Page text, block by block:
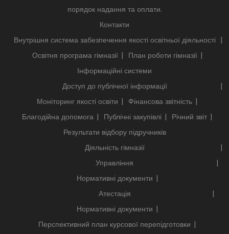
порядок надання та оплати.
Контакти
Внутрішня система забезпечення якості освітньої діяльності
Освітня програма гімназії
План роботи гімназії
Інформаційні системи
Доступ до публічної інформації
Моніторинг якості освіти
Фінансова звітність
Благодійна допомога
Публічні закупівлі
Річний звіт
Результати відбору підручників
Діяльність гімназії
Управління
Нормативні документи
Атестація
Нормативні документи
Перспективний план курсової перепідготовки